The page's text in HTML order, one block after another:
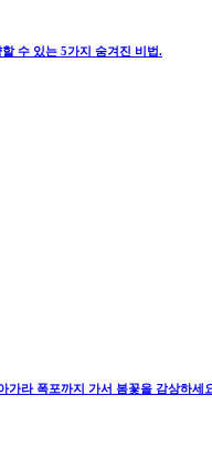
수 있는 5가지 숨겨진 비법.
가라 폭포까지 가서 봄꽃을 감상하세